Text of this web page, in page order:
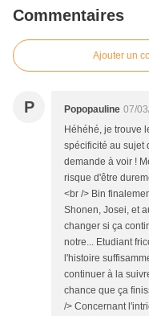
Commentaires
Ajouter un
P Popopauline 07/
Héhéhé, je trouve
spécificité au sujet
demande à voir !
risque d'être
<br /> Bin
Shonen, Josei, et
changer si ça
notre... Etudiant
l'histoire
continuer à la
chance que ça
/> Concernant